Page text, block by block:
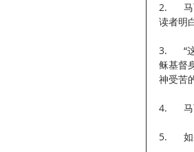
2.
读者明
3.      “
稣基督
神受苦
4.
5.